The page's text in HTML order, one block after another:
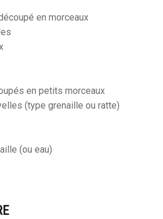
en morceaux
en petits morceaux
(type grenaille ou ratte)
(ou eau)